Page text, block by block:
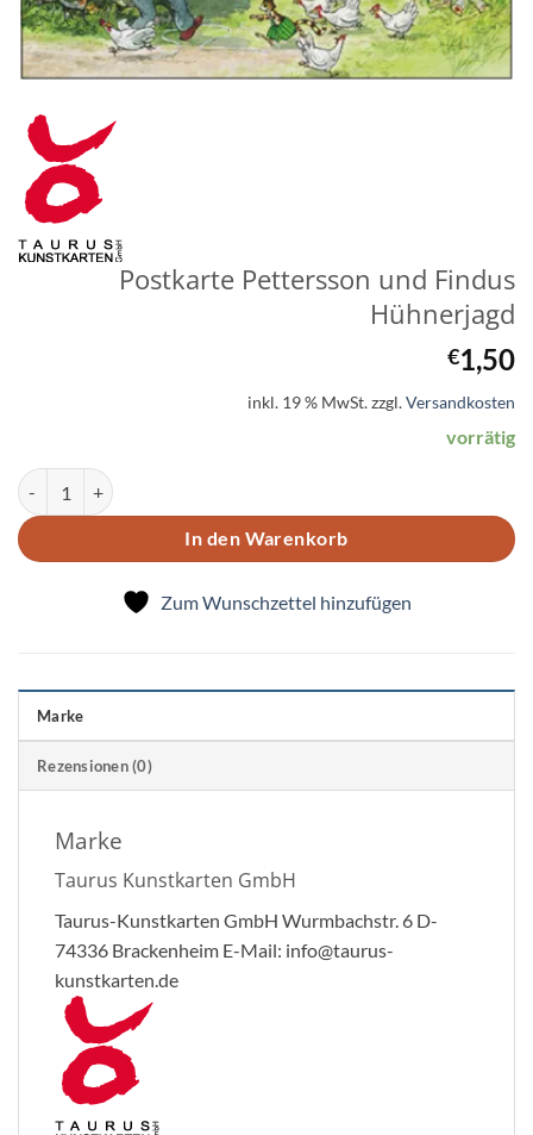
Postkarte Pettersson und Findus
Hühnerjagd
€1,50
inkl. 19 % MwSt.zzgl.Versandkosten
vorrätig
Postkarte Pettersson und Findus Hühnerjagd Menge
In den Warenkorb
Zum Wunschzettel hinzufügen
Marke
Rezensionen (0)
Marke
Taurus Kunstkarten GmbH
Taurus-Kunstkarten GmbH Wurmbachstr. 6 D-
74336 Brackenheim E-Mail: info@taurus-
kunstkarten.de